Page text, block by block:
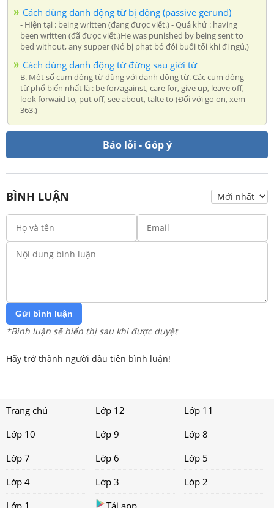
Cách dùng danh động từ bị động (passive gerund)
- Hiện tại : being written (đang được viết.) - Quá khứ : having
been written (đã được viết.)He was punished by being sent to
bed without, any supper (Nó bị phạt bỏ đói buổi tối khi đi ngủ.)
Cách dùng danh động từ đứng sau giới từ
B. Một số cụm động từ dùng với danh động từ. Các cụm động
từ phổ biến nhất là : be for/against, care for, give up, leave off,
look forwaid to, put off, see about, talte to (Đối với go on, xem
363.)
Báo lỗi - Góp ý
BÌNH LUẬN
Gửi bình luận
*Bình luận sẽ hiển thị sau khi được duyệt
Hãy trở thành người đầu tiên bình luận!
Trang chủ Lớp 12
Lớp 11
Lớp 10
Lớp 9
Lớp 8
Lớp 7
Lớp 6
Lớp 5
Lớp 4
Lớp 3
Lớp 2
Lớp 1
Tải app